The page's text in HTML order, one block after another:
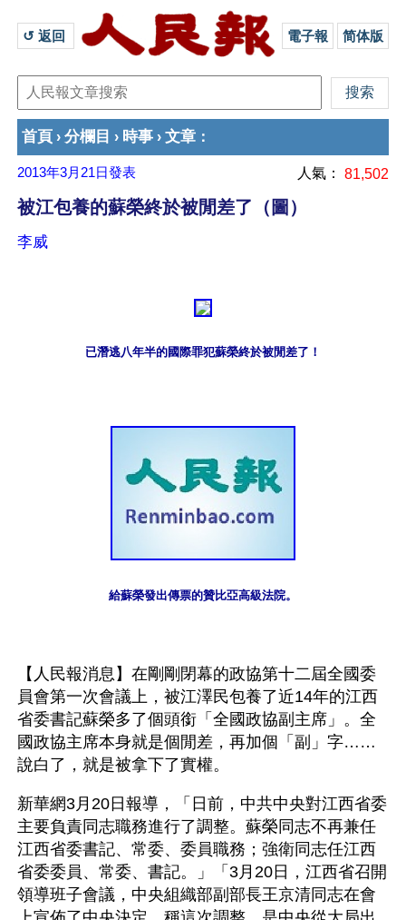
↺ 返回 電子報 简体版
首頁 › 分欄目 › 時事 › 文章 ：
2013年3月21日發表 人氣： 81,502
被江包養的蘇榮終於被閒差了（圖）
李威
已潛逃八年半的國際罪犯蘇榮終於被閒差了！
給蘇榮發出傳票的贊比亞高級法院。
【人民報消息】在剛剛閉幕的政協第十二屆全國委
員會第一次會議上，被江澤民包養了近14年的江西
省委書記蘇榮多了個頭銜「全國政協副主席」。全
國政協主席本身就是個閒差，再加個「副」字……
說白了，就是被拿下了實權。
新華網3月20日報導，「日前，中共中央對江西省委
主要負責同志職務進行了調整。蘇榮同志不再兼任
江西省委書記、常委、委員職務；強衛同志任江西
省委委員、常委、書記。」「3月20日，江西省召開
領導班子會議，中央組織部副部長王京清同志在會